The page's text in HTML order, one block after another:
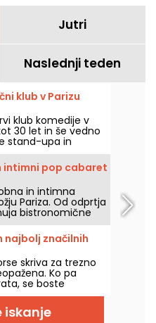
Jutri
Naslednji teden
klub v Parizu
klub komedije v
30 let in še vedno
stand-upa in
Café
nove komike.
intimni pop cabaret
in intimna
Pariza. Od odprtja
bistronomične
ter
vse v ambientu z
za sodobno
na vstop v
drugje?
najbolj značilnih
skriva za trezno
Ko pa
se boste
vzdušje, saj si
predstavo s plesom,
iskanje